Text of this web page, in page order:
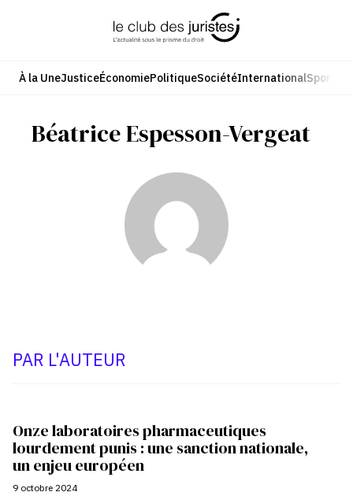
À la UneJusticeÉconomiePolitiqueSociétéInternationalSport
Béatrice Espesson-Vergeat
PAR L'AUTEUR
Onze laboratoires pharmaceutiques
lourdement punis : une sanction nationale,
un enjeu européen
9 octobre 2024